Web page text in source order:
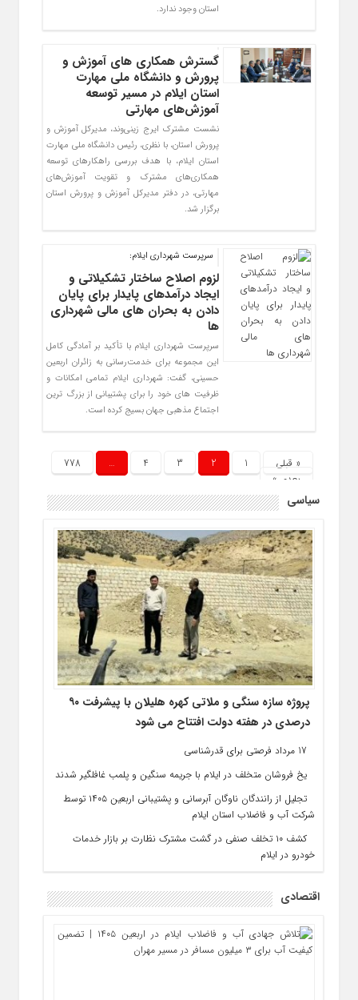
استان وجود ندارد.
گسترش همکاری‌ های آموزش و
پرورش و دانشگاه ملی مهارت
استان ایلام در مسیر توسعه
آموزش‌های مهارتی
نشست مشترک ایرج زینی‌وند، مدیرکل آموزش و
پرورش استان، با نظری، رئیس دانشگاه ملی مهارت
استان ایلام، با هدف بررسی راهکارهای توسعه
همکاری‌های مشترک و تقویت آموزش‌های
مهارتی، در دفتر مدیرکل آموزش و پرورش استان
برگزار شد.
سرپرست شهرداری ایلام:
لزوم اصلاح ساختار تشکیلاتی و
ایجاد درآمدهای پایدار برای پایان
دادن به بحران‌ های مالی شهرداری‌
ها
سرپرست شهرداری ایلام با تأکید بر آمادگی کامل
این مجموعه برای خدمت‌رسانی به زائران اربعین
حسینی، گفت: شهرداری ایلام تمامی امکانات و
ظرفیت ‌های خود را برای پشتیبانی از بزرگ‌ ترین
اجتماع مذهبی جهان بسیج کرده است.
« قبلی 1
2
3
4
…
778
بعدی »
سیاسی
پروژه سازه سنگی و ملاتی کهره هلیلان با پیشرفت ۹۰
درصدی در هفته دولت افتتاح می شود
17 مرداد فرصتی برای قدرشناسی
یخ‌ فروشان متخلف در ایلام با جریمه سنگین و پلمب غافلگیر شدند
تجلیل از رانندگان ناوگان آبرسانی و پشتیبانی اربعین ۱۴۰۵ توسط
شرکت آب و فاضلاب استان ایلام
کشف ۱۰ تخلف صنفی در گشت مشترک نظارت بر بازار خدمات
خودرو در ایلام
اقتصادی